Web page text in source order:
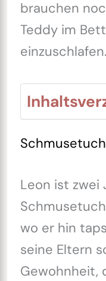
brauchen
Teddy im
einzuschlafen.
Leon ist zwei
wo er hin
seine Eltern
Gewohnheit,